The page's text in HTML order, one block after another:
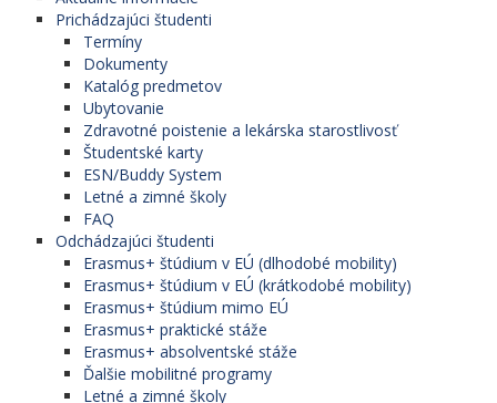
Prichádzajúci študenti
Termíny
Dokumenty
Katalóg predmetov
Ubytovanie
Zdravotné poistenie a lekárska starostlivosť
Študentské karty
ESN/Buddy System
Letné a zimné školy
FAQ
Odchádzajúci študenti
Erasmus+ štúdium v EÚ (dlhodobé mobility)
Erasmus+ štúdium v EÚ (krátkodobé mobility)
Erasmus+ štúdium mimo EÚ
Erasmus+ praktické stáže
Erasmus+ absolventské stáže
Ďalšie mobilitné programy
Letné a zimné školy